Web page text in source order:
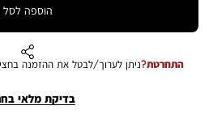
הוספה לסל
התחרטת?ניתן לערוך/לבטל את ההזמנה
בדיקת מלאי